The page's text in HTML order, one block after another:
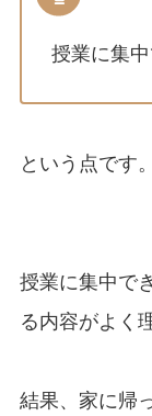
授業に集
という点です。
授業に集中で
る内容がよく
結果、家に帰